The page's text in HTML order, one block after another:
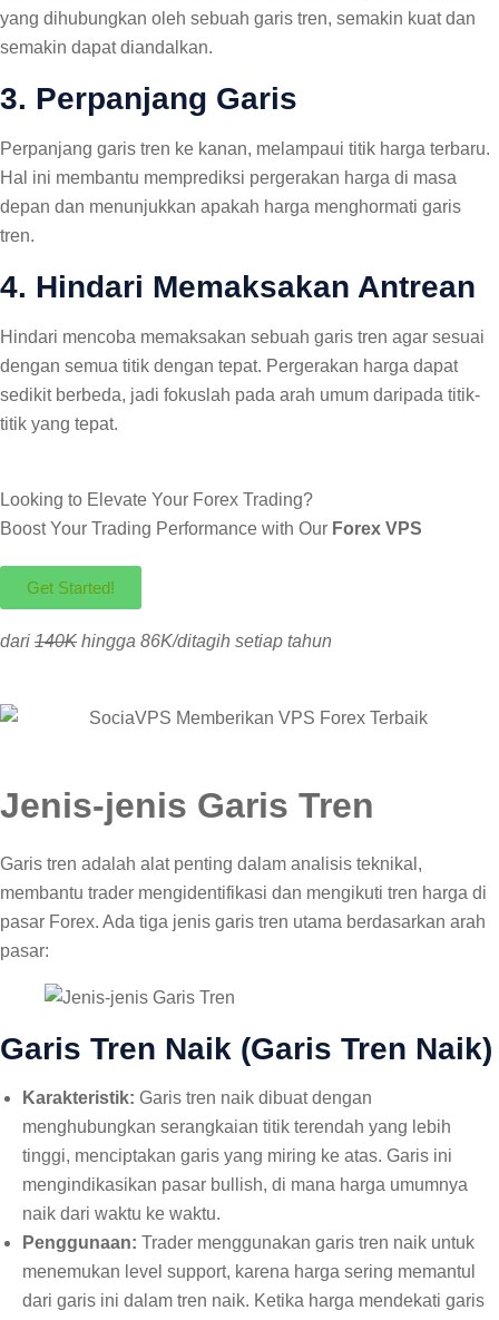
yang dihubungkan oleh sebuah garis tren, semakin kuat dan
semakin dapat diandalkan.
3. Perpanjang Garis
Perpanjang garis tren ke kanan, melampaui titik harga terbaru.
Hal ini membantu memprediksi pergerakan harga di masa
depan dan menunjukkan apakah harga menghormati garis
tren.
4. Hindari Memaksakan Antrean
Hindari mencoba memaksakan sebuah garis tren agar sesuai
dengan semua titik dengan tepat. Pergerakan harga dapat
sedikit berbeda, jadi fokuslah pada arah umum daripada titik-
titik yang tepat.
Looking to Elevate Your Forex Trading?
Boost Your Trading Performance with Our Forex VPS
Get Started!
dari 140K hingga 86K/ditagih setiap tahun
Jenis-jenis Garis Tren
Garis tren adalah alat penting dalam analisis teknikal,
membantu trader mengidentifikasi dan mengikuti tren harga di
pasar Forex. Ada tiga jenis garis tren utama berdasarkan arah
pasar:
Garis Tren Naik (Garis Tren Naik)
Karakteristik: Garis tren naik dibuat dengan
menghubungkan serangkaian titik terendah yang lebih
tinggi, menciptakan garis yang miring ke atas. Garis ini
mengindikasikan pasar bullish, di mana harga umumnya
naik dari waktu ke waktu.
Penggunaan: Trader menggunakan garis tren naik untuk
menemukan level support, karena harga sering memantul
dari garis ini dalam tren naik. Ketika harga mendekati garis